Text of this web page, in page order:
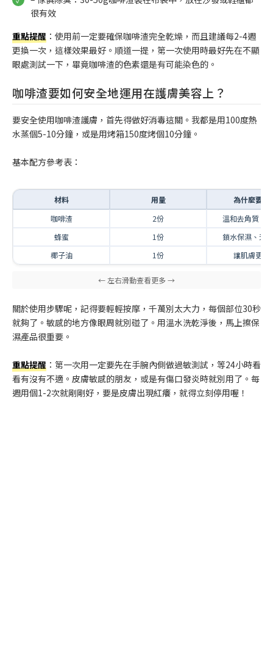
很有效
重點提醒 ：使用前一定要確保咖啡渣完全乾燥，而且建議每2-4週
更換一次，這樣效果最好。順道一提，第一次使用時最好先在不顯
眼處測試一下，畢竟咖啡渣的色素還是有可能染色的。
咖啡渣要如何安全地運用在護膚美容上？
要安全使用咖啡渣護膚，首先得做好消毒這關。我都是用100度熱
水蒸個5-10分鐘，或是用烤箱150度烤個10分鐘。
基本配方參考表：
材料 用量
為什麼要加
咖啡渣
2份
溫和去角質、
蜂蜜
1份
鎖水保濕、天
椰子油
1份 讓肌膚更柔
關於使用步驟呢，記得要輕輕按摩，千萬別太大力，每個部位30秒
就夠了。敏感的地方像眼周就別碰了。用溫水洗乾淨後，馬上擦保
濕產品很重要。
重點提醒 ：第一次用一定要先在手腕內側做過敏測試，等24小時看
看有沒有不適。皮膚敏感的朋友，或是有傷口發炎時就別用了。每
週用個1-2次就剛剛好，要是皮膚出現紅癢，就得立刻停用喔！